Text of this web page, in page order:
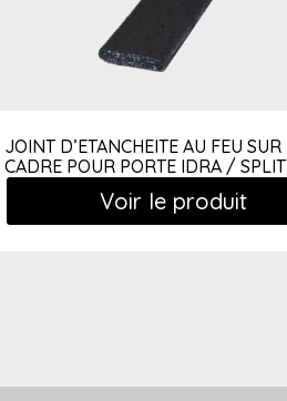
JOINT D’ETANCHEITE AU FEU SUR
CADRE POUR PORTE IDRA / SPLIT
Voir le produit